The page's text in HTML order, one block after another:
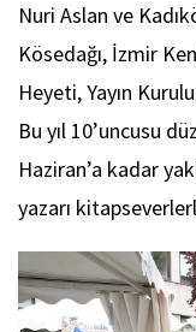
Nuri Aslan ve
Kösedağı, İzmir
Heyeti, Yayın
Bu yıl 10’uncusu
Haziran’a kadar
yazarı